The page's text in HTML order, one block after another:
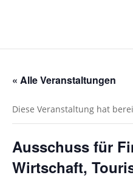
« Alle Veranstaltungen
Diese Veranstaltung hat
Ausschuss für
Wirtschaft,